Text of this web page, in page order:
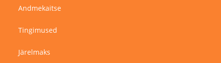
Andmekaitse
Tingimused
Järelmaks